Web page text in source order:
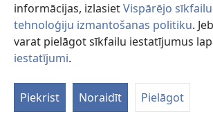
informācijas, izlasietVispārējo
tehnoloģiju izmantošanas politiku.
varat pielāgot sīkfailu iestatījumus
iestatījumi.
Piekrist Noraidīt Pielāgot
Copyright© 2026 Watch Tower Bible and Tract
LIETOŠANAS NOTEIKUMI